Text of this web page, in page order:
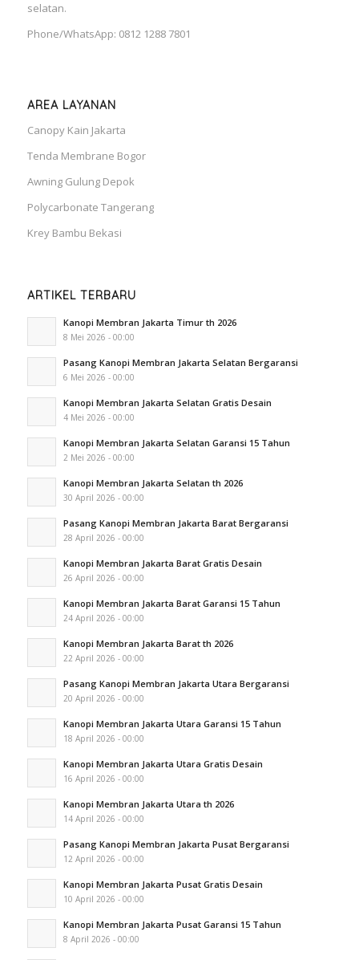
selatan.
Phone/WhatsApp: 0812 1288 7801
AREA LAYANAN
Canopy Kain Jakarta
Tenda Membrane Bogor
Awning Gulung Depok
Polycarbonate Tangerang
Krey Bambu Bekasi
ARTIKEL TERBARU
Kanopi Membran Jakarta Timur th 2026
8 Mei 2026 - 00:00
Pasang Kanopi Membran Jakarta Selatan Bergaransi
6 Mei 2026 - 00:00
Kanopi Membran Jakarta Selatan Gratis Desain
4 Mei 2026 - 00:00
Kanopi Membran Jakarta Selatan Garansi 15 Tahun
2 Mei 2026 - 00:00
Kanopi Membran Jakarta Selatan th 2026
30 April 2026 - 00:00
Pasang Kanopi Membran Jakarta Barat Bergaransi
28 April 2026 - 00:00
Kanopi Membran Jakarta Barat Gratis Desain
26 April 2026 - 00:00
Kanopi Membran Jakarta Barat Garansi 15 Tahun
24 April 2026 - 00:00
Kanopi Membran Jakarta Barat th 2026
22 April 2026 - 00:00
Pasang Kanopi Membran Jakarta Utara Bergaransi
20 April 2026 - 00:00
Kanopi Membran Jakarta Utara Garansi 15 Tahun
18 April 2026 - 00:00
Kanopi Membran Jakarta Utara Gratis Desain
16 April 2026 - 00:00
Kanopi Membran Jakarta Utara th 2026
14 April 2026 - 00:00
Pasang Kanopi Membran Jakarta Pusat Bergaransi
12 April 2026 - 00:00
Kanopi Membran Jakarta Pusat Gratis Desain
10 April 2026 - 00:00
Kanopi Membran Jakarta Pusat Garansi 15 Tahun
8 April 2026 - 00:00